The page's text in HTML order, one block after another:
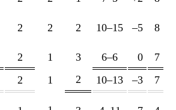
2 2 2 10–15 –5 8
2 1 3 6–6 0
7
2 1 2 10–13 –3
7